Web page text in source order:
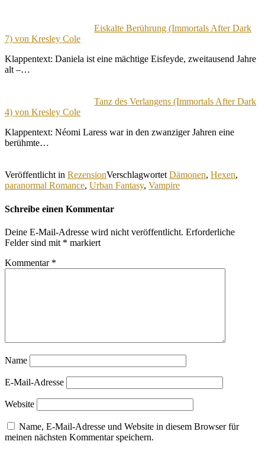
Eiskalte Berührung (Immortals After Dark
7) von Kresley Cole
Klappentext: Daniela ist eine mächtige Eisfeyde, zweitausend Jahre
alt –…
Tanz des Verlangens (Immortals After Dark
4) von Kresley Cole
Klappentext: Néomi Laress war in den zwanziger Jahren eine
berühmte…
Veröffentlicht in RezensionVerschlagwortet Dämonen, Hexen,
paranormal Romance, Urban Fantasy, Vampire
Schreibe einen Kommentar
Deine E-Mail-Adresse wird nicht veröffentlicht. Erforderliche
Felder sind mit * markiert
Kommentar *
Name
E-Mail-Adresse
Website
Name, E-Mail-Adresse und Website in diesem Browser für
meinen nächsten Kommentar speichern.